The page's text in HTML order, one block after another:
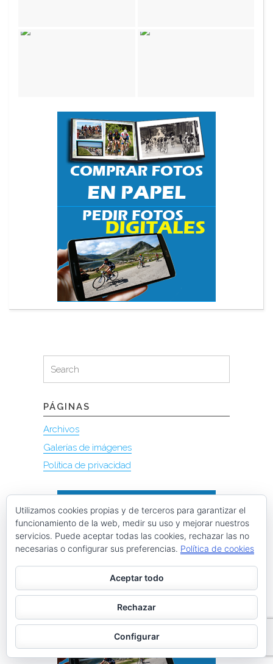
for:
Search
PÁGINAS
Archivos
Galerías de imágenes
Política de privacidad
Utilizamos cookies propias y de terceros para garantizar el
funcionamiento de la web, medir su uso y mejorar nuestros
servicios. Puede aceptar todas las cookies, rechazar las no
necesarias o configurar sus preferencias. Política de cookies
Aceptar todo
Rechazar
Configurar